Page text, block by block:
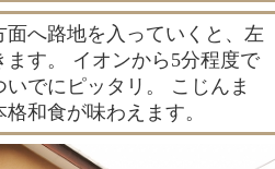
へ路地を入っていくと、左
す。 イオンから5分程度で
でにピッタリ。 こじんま
和食が味わえます。